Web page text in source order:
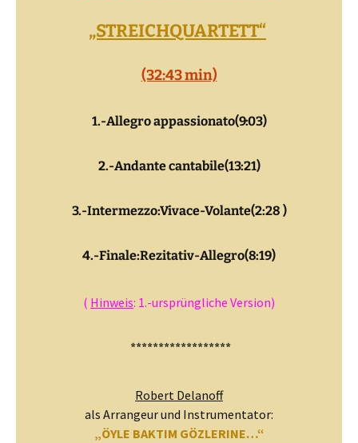
„STREICHQUARTETT“
(32:43 min)
1.-Allegro appassionato(9:03)
2.-Andante cantabile(13:21)
3.-Intermezzo:Vivace-Volante(2:28 )
4.-Finale:Rezitativ-Allegro(8:19)
( Hinweis: 1.-ursprüngliche Version)
******************
Robert Delanoff
als Arrangeur und Instrumentator:
„ÖYLE BAKTIM GÖZLERINE…“